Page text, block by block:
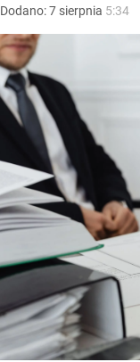
Dodano:7 sierpnia 5:34